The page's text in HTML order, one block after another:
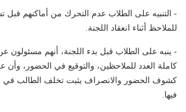
- التنبيه على الطلاب عدم التحرك من أماكنهم قبل
للملاحظ أثناء انعقاد اللجنة.
- ينبه على الطلاب قبل بدء اللجنة، أنهم مسئولون
كاملة العدد للملاحظين، والتوقيع في الحضور، وأن
كشوف الحضور والانصراف يثبت تخلف الطالب في
فيها.